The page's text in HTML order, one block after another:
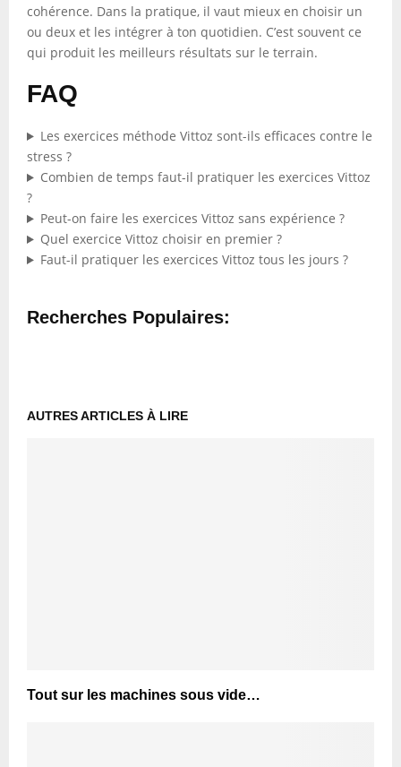
cohérence. Dans la pratique, il vaut mieux en choisir un
ou deux et les intégrer à ton quotidien. C’est souvent ce
qui produit les meilleurs résultats sur le terrain.
FAQ
Les exercices méthode Vittoz sont-ils efficaces contre le
stress ?
Combien de temps faut-il pratiquer les exercices Vittoz
?
Peut-on faire les exercices Vittoz sans expérience ?
Quel exercice Vittoz choisir en premier ?
Faut-il pratiquer les exercices Vittoz tous les jours ?
Recherches Populaires:
AUTRES ARTICLES À LIRE
Tout sur les machines sous vide…